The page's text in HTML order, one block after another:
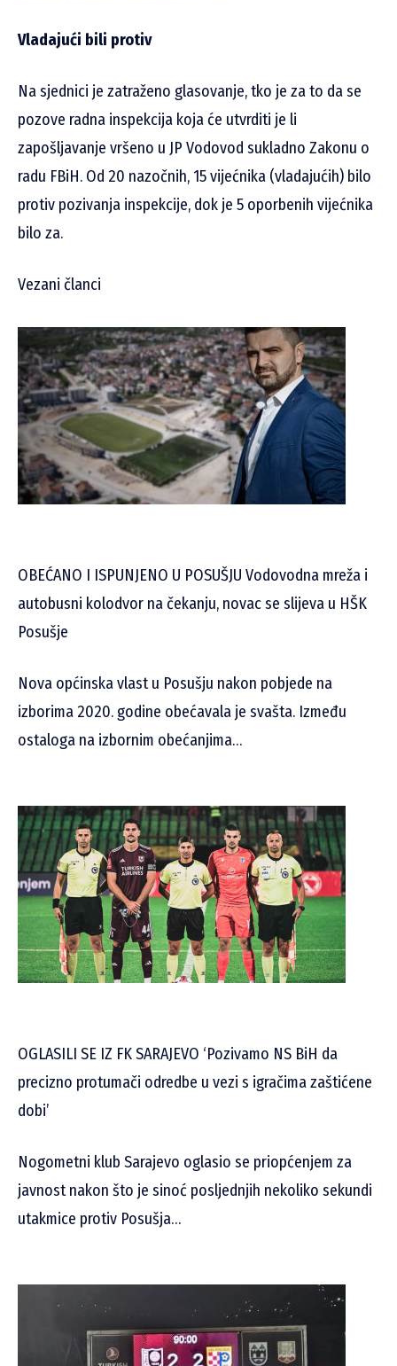
Vladajući bili protiv
Na sjednici je zatraženo glasovanje, tko je za to da se
pozove radna inspekcija koja će utvrditi je li
zapošljavanje vršeno u JP Vodovod sukladno Zakonu o
radu FBiH. Od 20 nazočnih, 15 vijećnika (vladajućih) bilo
protiv pozivanja inspekcije, dok je 5 oporbenih vijećnika
bilo za.
Vezani članci
OBEĆANO I ISPUNJENO U POSUŠJU Vodovodna mreža i
autobusni kolodvor na čekanju, novac se slijeva u HŠK
Posušje
Nova općinska vlast u Posušju nakon pobjede na
izborima 2020. godine obećavala je svašta. Između
ostaloga na izbornim obećanjima…
OGLASILI SE IZ FK SARAJEVO ‘Pozivamo NS BiH da
precizno protumači odredbe u vezi s igračima zaštićene
dobi’
Nogometni klub Sarajevo oglasio se priopćenjem za
javnost nakon što je sinoć posljednjih nekoliko sekundi
utakmice protiv Posušja…